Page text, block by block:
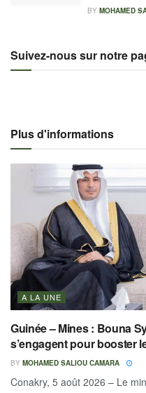
BY MOHAMED
Suivez-nous sur notre
Plus d'informations
A LA UNE
Guinée – Mines : Bouna
s’engagent pour booster
BY MOHAMED SALIOU CAMARA
Conakry, 5 août 2026 – Le